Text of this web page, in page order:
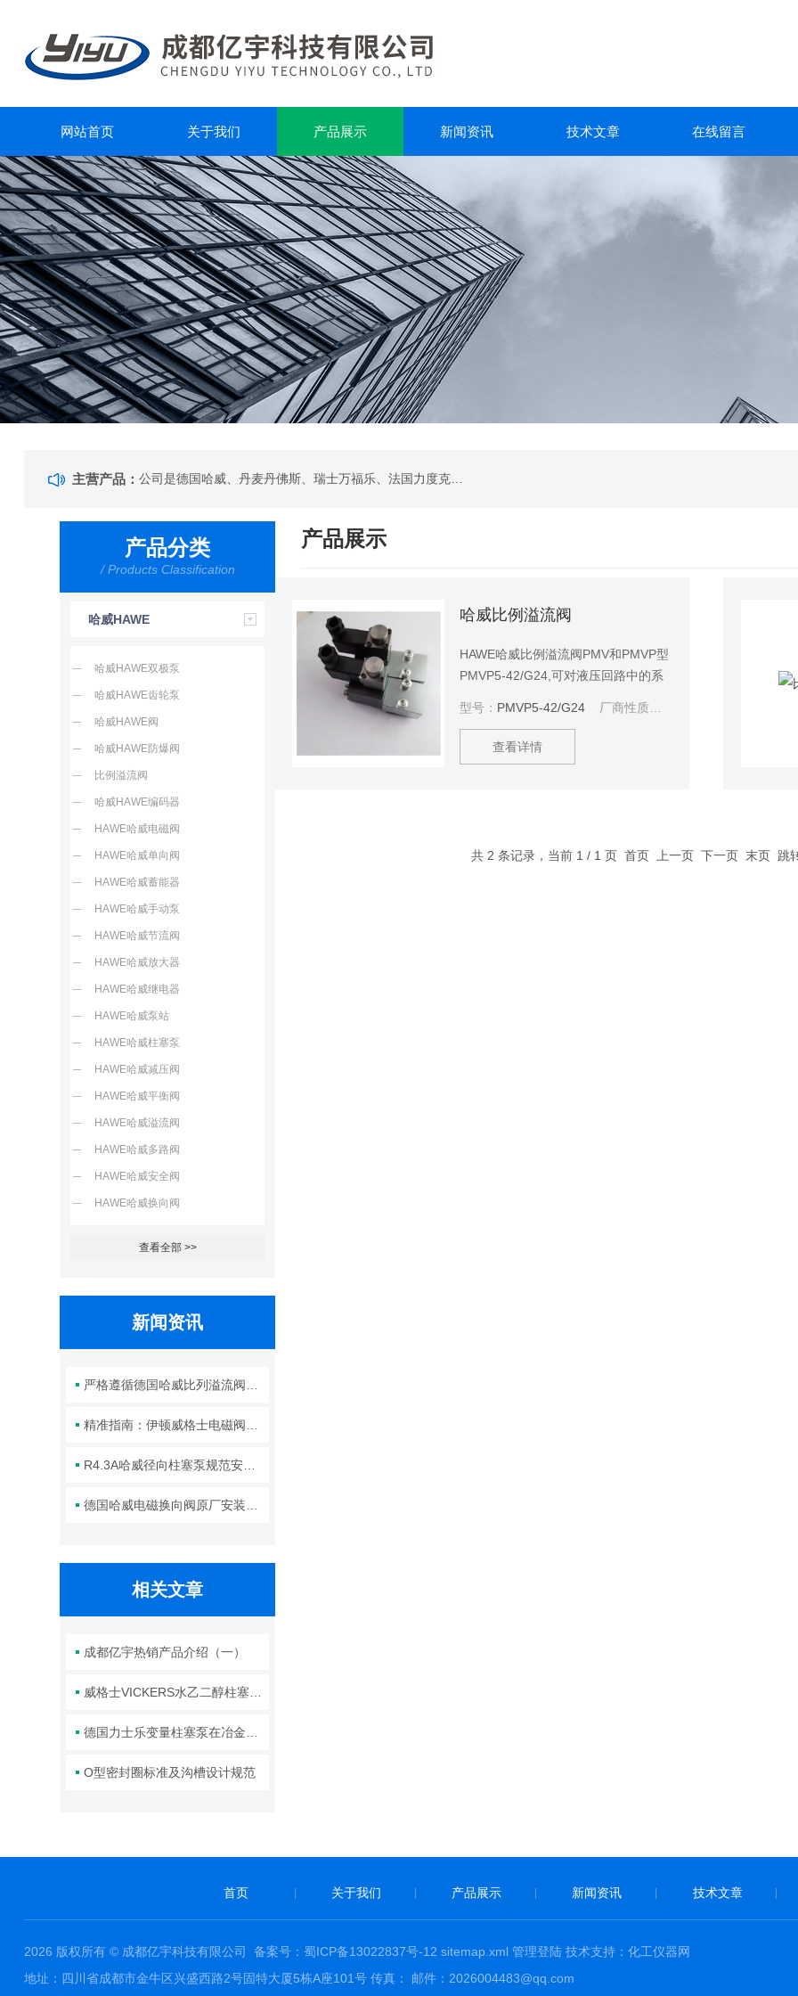
网站首页 关于我们 产品展示 新闻资讯 技术文章 在线留言
主营产品：
产品分类
/ Products Classification
哈威HAWE
哈威HAWE双极泵
哈威HAWE齿轮泵
哈威HAWE阀
哈威HAWE防爆阀
比例溢流阀
哈威HAWE编码器
HAWE哈威电磁阀
HAWE哈威单向阀
HAWE哈威蓄能器
HAWE哈威手动泵
HAWE哈威节流阀
HAWE哈威放大器
HAWE哈威继电器
HAWE哈威泵站
HAWE哈威柱塞泵
HAWE哈威减压阀
HAWE哈威平衡阀
HAWE哈威溢流阀
HAWE哈威多路阀
HAWE哈威安全阀
HAWE哈威换向阀
查看全部 >>
新闻资讯
相关文章
成都亿宇热销产品介绍（一）
O型密封圈标准及沟槽设计规范
产品展示
哈威比例溢流阀
HAWE哈威比例溢流阀PMV和PMVP型
PMVP5-42/G24,可对液压回路中的系
型号： PMVP5-42/G24厂商性质：
查看详情
共 2 条记录，当前 1 / 1 页 首页 上一页 下一页 末页 跳
首页 关于我们 产品展示 新闻资讯 技术文章
2026 版权所有 © 成都亿宇科技有限公司 备案号：蜀ICP备13022837号-12 sitemap.xml 管理登陆技术支持： 化工仪器网
地址：四川省成都市金牛区兴盛西路2号固特大厦5栋A座101号 传真： 邮件：2026004483@qq.com